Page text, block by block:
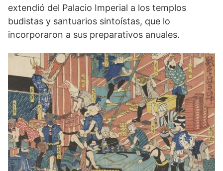
extendió del Palacio Imperial a los templos
budistas y santuarios sintoístas, que lo
incorporaron a sus preparativos anuales.